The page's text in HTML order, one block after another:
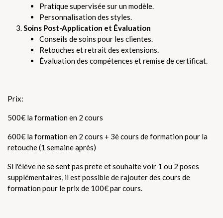
Pratique supervisée sur un modèle.
Personnalisation des styles.
Soins Post-Application et Évaluation
Conseils de soins pour les clientes.
Retouches et retrait des extensions.
Évaluation des compétences et remise de certificat.
Prix:
500€ la formation en 2 cours
600€ la formation en 2 cours + 3è cours de formation pour la
retouche (1 semaine après)
Si l'élève ne se sent pas prete et souhaite voir 1 ou 2 poses
supplémentaires, il est possible de rajouter des cours de
formation pour le prix de 100€ par cours.